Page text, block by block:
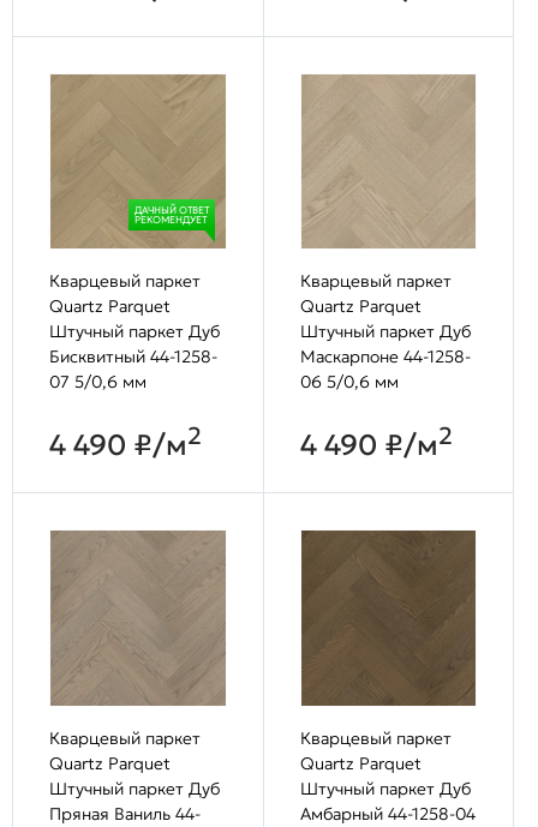
ДАЧНЫЙ ОТВЕТ
РЕКОМЕНДУЕТ
Кварцевый паркет
Quartz Parquet
Штучный паркет Дуб
Бисквитный 44-1258-
07 5/0,6 мм
4 490 ₽/м2
Кварцевый паркет
Quartz Parquet
Штучный паркет Дуб
Маскарпоне 44-1258-
06 5/0,6 мм
4 490 ₽/м2
Кварцевый паркет
Quartz Parquet
Штучный паркет Дуб
Пряная Ваниль 44-
Кварцевый паркет
Quartz Parquet
Штучный паркет Дуб
Амбарный 44-1258-04